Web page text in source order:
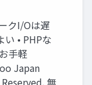
クI/Oは遅
い • PHPな
手軽
Japan